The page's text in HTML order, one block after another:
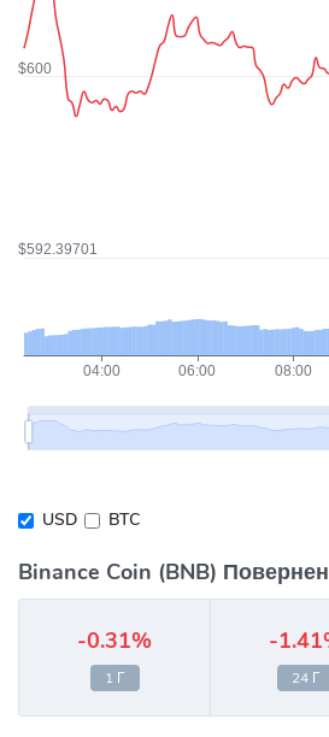
USD BTC
Binance Coin (BNB)
-0.31%
1 Г
-
24 Г